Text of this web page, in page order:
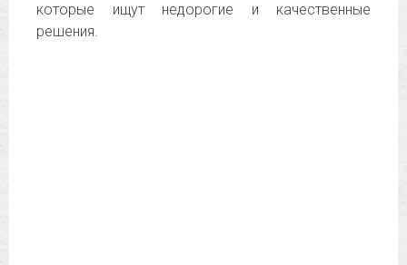
которые ищут недорогие и качественные
решения.